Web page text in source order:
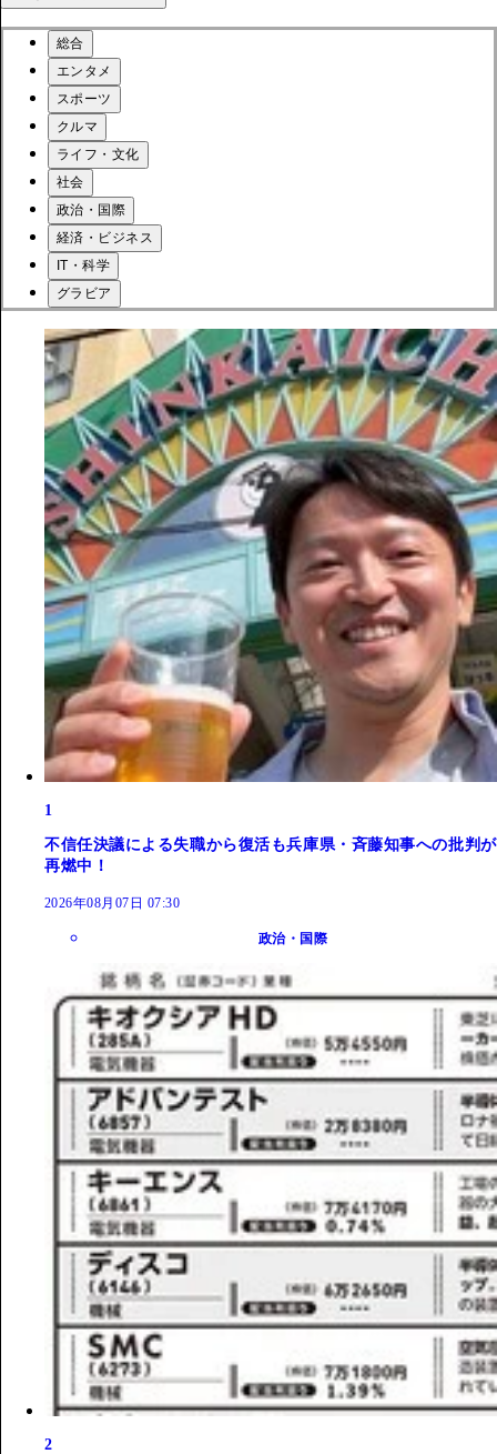
総合
エンタメ
スポーツ
クルマ
ライフ・文化
社会
政治・国際
経済・ビジネス
IT・科学
グラビア
1
不信任決議による失職から復活も兵庫県・斉藤知事への批判が
再燃中！
2026年08月07日 07:30
政治・国際
2